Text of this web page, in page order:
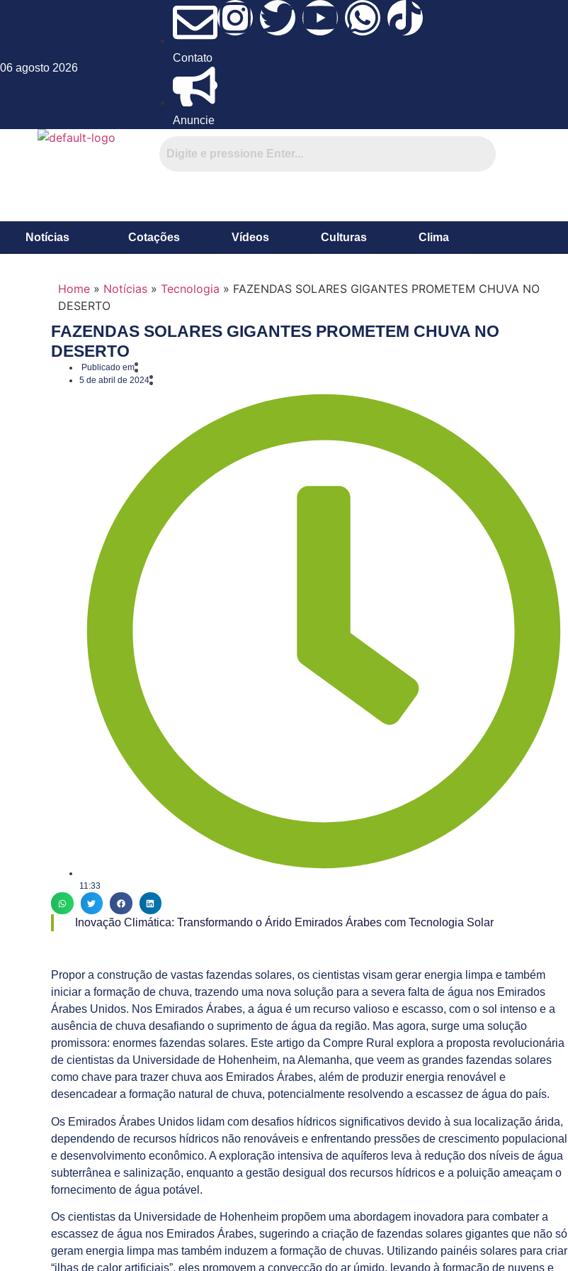
06 agosto 2026
Contato
Anuncie
Notícias Cotações Vídeos Culturas Clima
Home » Notícias » Tecnologia » FAZENDAS SOLARES GIGANTES PROMETEM CHUVA NO
DESERTO
FAZENDAS SOLARES GIGANTES PROMETEM CHUVA NO
DESERTO
Publicado em
5 de abril de 2024
11:33
Inovação Climática: Transformando o Árido Emirados Árabes com Tecnologia Solar
Propor a construção de vastas fazendas solares, os cientistas visam gerar energia limpa e também
iniciar a formação de chuva, trazendo uma nova solução para a severa falta de água nos Emirados
Árabes Unidos. Nos Emirados Árabes, a água é um recurso valioso e escasso, com o sol intenso e a
ausência de chuva desafiando o suprimento de água da região. Mas agora, surge uma solução
promissora: enormes fazendas solares. Este artigo da Compre Rural explora a proposta revolucionária
de cientistas da Universidade de Hohenheim, na Alemanha, que veem as grandes fazendas solares
como chave para trazer chuva aos Emirados Árabes, além de produzir energia renovável e
desencadear a formação natural de chuva, potencialmente resolvendo a escassez de água do país.
Os Emirados Árabes Unidos lidam com desafios hídricos significativos devido à sua localização árida,
dependendo de recursos hídricos não renováveis e enfrentando pressões de crescimento populacional
e desenvolvimento econômico. A exploração intensiva de aquíferos leva à redução dos níveis de água
subterrânea e salinização, enquanto a gestão desigual dos recursos hídricos e a poluição ameaçam o
fornecimento de água potável.
Os cientistas da Universidade de Hohenheim propõem uma abordagem inovadora para combater a
escassez de água nos Emirados Árabes, sugerindo a criação de fazendas solares gigantes que não só
geram energia limpa mas também induzem a formação de chuvas. Utilizando painéis solares para criar
“ilhas de calor artificiais”, eles promovem a convecção do ar úmido, levando à formação de nuvens e